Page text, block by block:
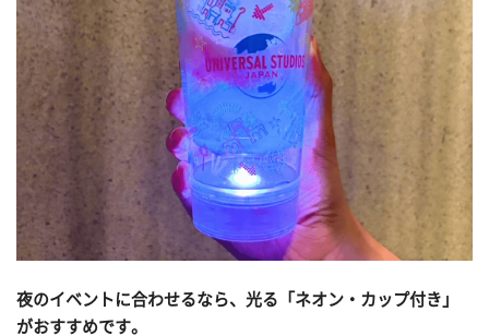
夜のイベントに合わせるなら、光る「ネオン・カップ付き」
がおすすめです。